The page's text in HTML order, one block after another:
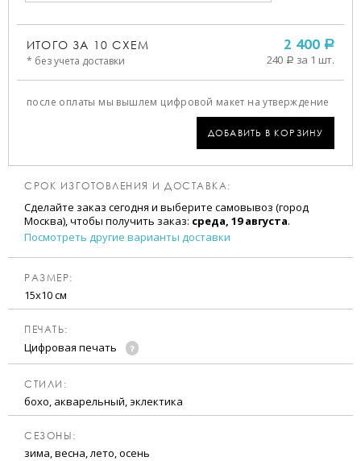
ИТОГО ЗА 10 СХЕМ
* без учета доставки
2 400 a
240 a за 1 шт.
после оплаты мы вышлем цифровой макет на утверждение
ДОБАВИТЬ В КОРЗИНУ
СРОК ИЗГОТОВЛЕНИЯ И ДОСТАВКА:
Сделайте заказ сегодня и выберите самовывоз (город
Москва), чтобы получить заказ: среда, 19 августа.
Посмотреть другие варианты доставки
РАЗМЕР:
15х10 см
ПЕЧАТЬ:
Цифровая печать
CТИЛИ:
бохо, акварельный, эклектика
CЕЗОНЫ:
зима, весна, лето, осень